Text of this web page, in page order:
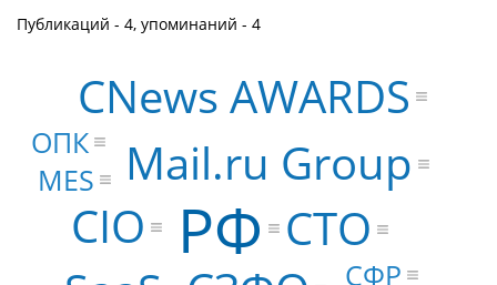
Публикаций - 4, упоминаний - 4
РФ
Mail.ru Group
CTO
CIO
CNews AWARDS
ОПК
СФР
MES